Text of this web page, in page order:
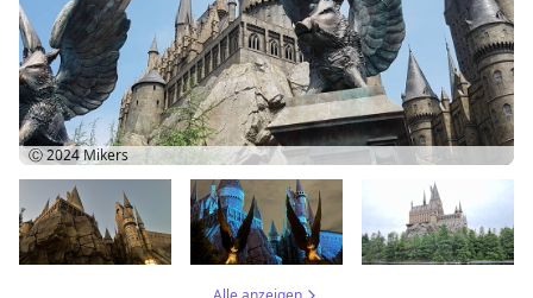
Ⓒ 2024Mikers